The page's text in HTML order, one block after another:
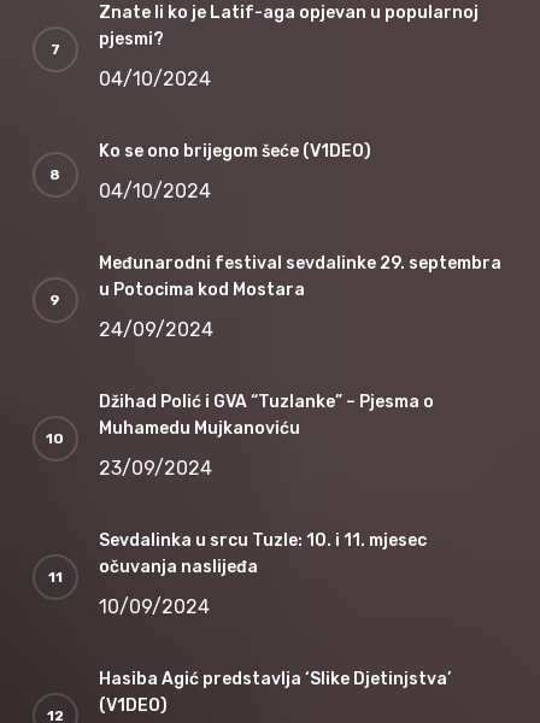
Znate li ko je Latif-aga opjevan u popularnoj
pjesmi?
04/10/2024
Ko se ono brijegom šeće (V1DEO)
04/10/2024
Međunarodni festival sevdalinke 29. septembra
u Potocima kod Mostara
24/09/2024
Džihad Polić i GVA “Tuzlanke” – Pjesma o
Muhamedu Mujkanoviću
23/09/2024
Sevdalinka u srcu Tuzle: 10. i 11. mjesec
očuvanja naslijeđa
10/09/2024
Hasiba Agić predstavlja ‘Slike Djetinjstva’
(V1DEO)